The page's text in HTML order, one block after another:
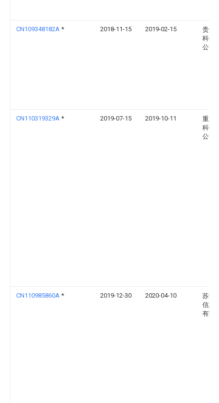
CN109348182A * 2018-11-15 2019-02-15
贵州
科技
公司
CN110319329A * 2019-07-15 2019-10-11
重庆
科技
公司
CN110985860A * 2019-12-30 2020-04-10
苏州
信息
有限